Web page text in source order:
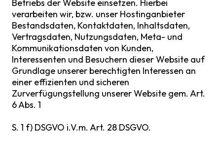
Betriebs der Website einsetzen. Hierbei
verarbeiten wir, bzw. unser Hostinganbieter
Bestandsdaten, Kontaktdaten, Inhaltsdaten,
Vertragsdaten, Nutzungsdaten, Meta- und
Kommunikationsdaten von Kunden,
Interessenten und Besuchern dieser Website auf
Grundlage unserer berechtigten Interessen an
einer effizienten und sicheren
Zurverfügungstellung unserer Website gem. Art.
6 Abs. 1
S. 1 f) DSGVO i.V.m. Art. 28 DSGVO.